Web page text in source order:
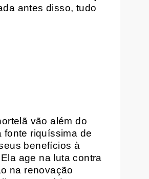
antes disso, tudo
vão além do
fonte riquíssima de
benefícios à
age na luta contra
na renovação